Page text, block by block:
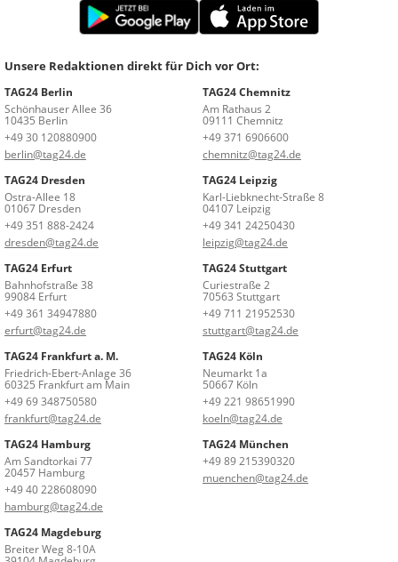
Unsere Redaktionen direkt für Dich vor Ort:
TAG24 Berlin
Schönhauser Allee 36
10435 Berlin
+49 30 120880900
berlin@tag24.de
TAG24 Chemnitz
Am Rathaus 2
09111 Chemnitz
+49 371 6906600
chemnitz@tag24.de
TAG24 Dresden
Ostra-Allee 18
01067 Dresden
+49 351 888-2424
dresden@tag24.de
TAG24 Leipzig
Karl-Liebknecht-Straße 8
04107 Leipzig
+49 341 24250430
leipzig@tag24.de
TAG24 Erfurt
Bahnhofstraße 38
99084 Erfurt
+49 361 34947880
erfurt@tag24.de
TAG24 Stuttgart
Curiestraße 2
70563 Stuttgart
+49 711 21952530
stuttgart@tag24.de
TAG24 Frankfurt a. M.
Friedrich-Ebert-Anlage 36
60325 Frankfurt am Main
+49 69 348750580
frankfurt@tag24.de
TAG24 Köln
Neumarkt 1a
50667 Köln
+49 221 98651990
koeln@tag24.de
TAG24 Hamburg
Am Sandtorkai 77
20457 Hamburg
+49 40 228608090
hamburg@tag24.de
TAG24 München
+49 89 215390320
muenchen@tag24.de
TAG24 Magdeburg
Breiter Weg 8-10A